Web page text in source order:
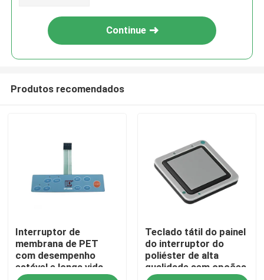
Produtos
Vídeos
Continue
Produtos recomendados
Interruptor de
membrana de PET
com desempenho
estável e longa vida
Teclado tátil do painel
do interruptor do
poliéster de alta
qualidade sem opções